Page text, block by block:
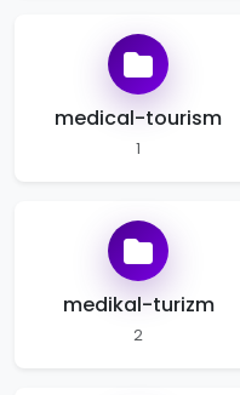
medical-tourism
1
medikal-turizm
2